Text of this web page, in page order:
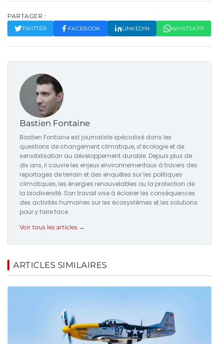
PARTAGER :
TWITTER FACEBOOK LINKEDIN WHATSAPP
Bastien Fontaine
Bastien Fontaine est journaliste spécialisé dans les
questions de changement climatique, d’écologie et de
sensibilisation au développement durable. Depuis plus de
dix ans, il couvre les enjeux environnementaux à travers des
reportages de terrain et des enquêtes sur les politiques
climatiques, les énergies renouvelables ou la protection de
la biodiversité. Son travail vise à éclairer les conséquences
des activités humaines sur les écosystèmes et les solutions
pour y faire face.
Voir tous les articles →
ARTICLES SIMILAIRES